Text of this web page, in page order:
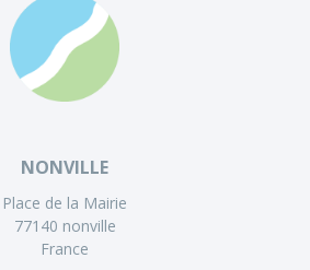
NONVILLE
Place de la Mairie
77140 nonville
France